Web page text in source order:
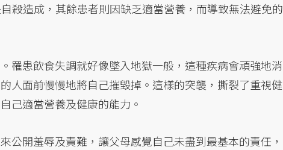
殺造成，其餘患者則因缺乏適當營養，而導致無法避免的
罹患飲食失調就好像墜入地獄一般，這種疾病會頑強地消
人面前慢慢地將自己摧毀掉。這樣的突襲，撕裂了重視健
己適當營養及健康的能力。
公開羞辱及責難，讓父母感覺自己未盡到最基本的責任，